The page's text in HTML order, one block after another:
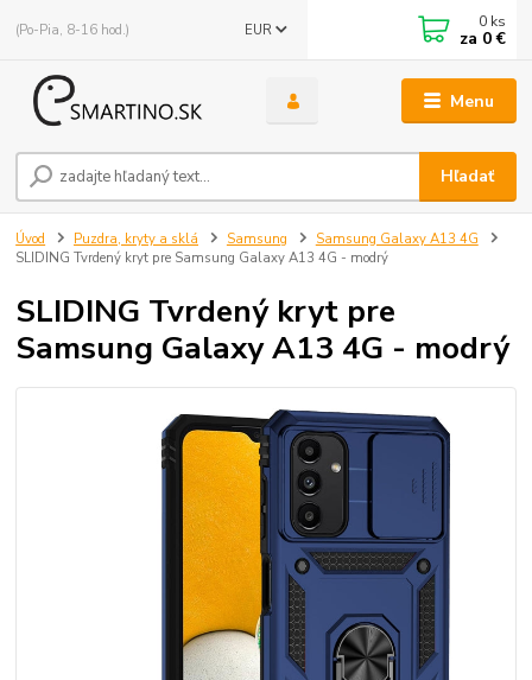
Menu
EUR
Hľadať
(Po-Pia, 8-16 hod.) 0 ks
za 0 €
Úvod Puzdra, kryty a sklá Samsung
Samsung Galaxy A13 4G
SLIDING Tvrdený kryt pre Samsung Galaxy A13 4G - modrý
SLIDING Tvrdený kryt pre
Samsung Galaxy A13 4G - modrý